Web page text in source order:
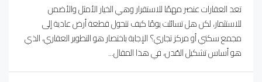
تعد العقارات عنصر مهمًا للاستقرار وهي الخيار الأمثل والأضمن
للاستثمار، لكن هل تسائلت يومًا كيف تتحول قطعة أرض عادية إلى
مجمع سكني أو مركز تجاري؟ الإجابة باختصار هو التطوير العقاري، الذي
هو أساس تشكيل المُدن، في هذا المقال...